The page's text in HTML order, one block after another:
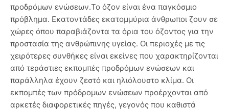
προδρόμων ενώσεων.Το όζον είναι ένα παγκόσμιο
πρόβλημα. Εκατοντάδες εκατομμύρια άνθρωποι ζουν σε
χώρες όπου παραβιάζοντα τα όρια του όζοντος για την
προστασία της ανθρώπινης υγείας. Οι περιοχές με τις
χειρότερες συνθήκες είναι εκείνες που χαρακτηρίζονται
από τεράστιες εκπομπές προδρόμων ενώσεων και
παράλληλα έχουν ζεστό και ηλιόλουστο κλίμα. Οι
εκπομπές των πρόδρομων ενώσεων προέρχονται από
αρκετές διαφορετικές πηγές, γεγονός που καθιστά